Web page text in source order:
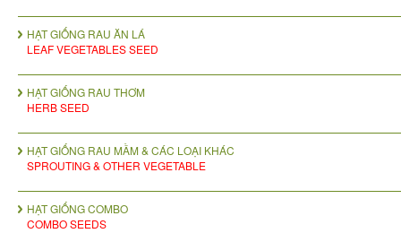
HẠT GIỐNG RAU ĂN LÁ
LEAF VEGETABLES SEED
HẠT GIỐNG RAU THƠM
HERB SEED
HẠT GIỐNG RAU MẦM & CÁC LOẠI KHÁC
SPROUTING & OTHER VEGETABLE
HẠT GIỐNG COMBO
COMBO SEEDS